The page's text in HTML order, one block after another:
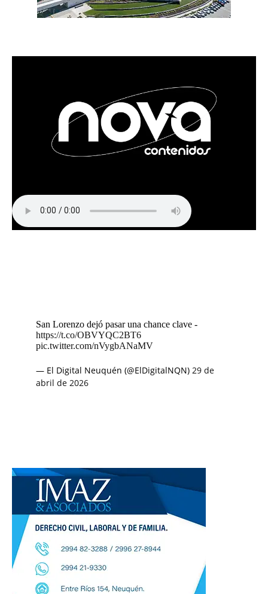
San Lorenzo dejó pasar una chance clave -
https://t.co/OBVYQC2BT6
pic.twitter.com/nVygbANaMV
— El Digital Neuquén (@ElDigitalNQN) 29 de
abril de 2026